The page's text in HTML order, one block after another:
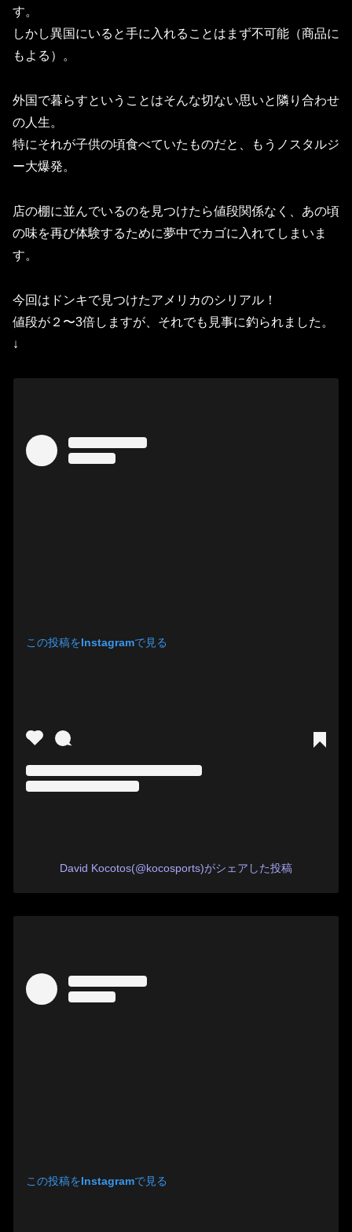
す。
しかし異国にいると手に入れることはまず不可能（商品に
もよる）。
外国で暮らすということはそんな切ない思いと隣り合わせ
の人生。
特にそれが子供の頃食べていたものだと、もうノスタルジ
ー大爆発。
店の棚に並んでいるのを見つけたら値段関係なく、あの頃
の味を再び体験するために夢中でカゴに入れてしまいま
す。
今回はドンキで見つけたアメリカのシリアル！
値段が２〜3倍しますが、それでも見事に釣られました。
↓
この投稿をInstagramで見る
David Kocotos(@kocosports)がシェアした投稿
この投稿をInstagramで見る